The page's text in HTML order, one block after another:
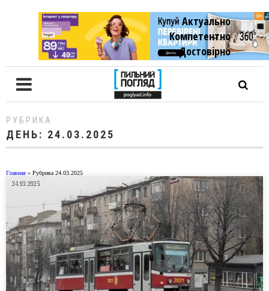
Актуально
Компетентно
Достовiрно
РУБРИКА
ДЕНЬ: 24.03.2025
Главная » Рубрика 24.03.2025
24.03.2025